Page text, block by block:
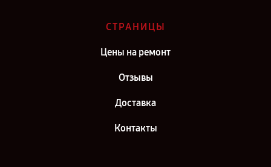
Сервис центр Nintendo в г. Санкт-Петербург
СТРАНИЦЫ
Цены на ремонт
Отзывы
Доставка
Контакты